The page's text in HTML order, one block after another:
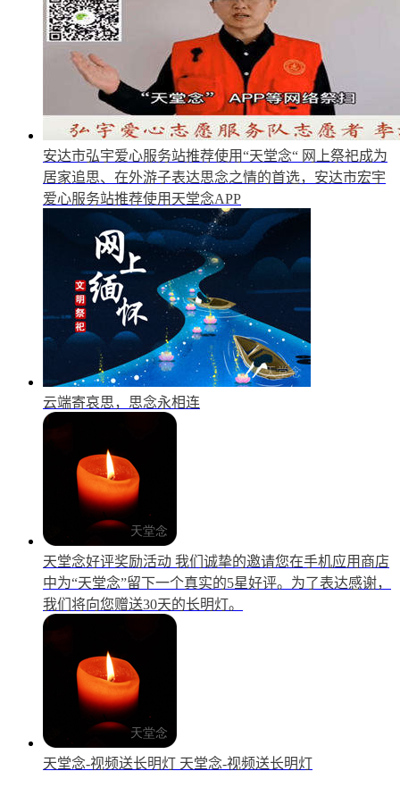
安达市弘宇爱心服务站推荐使用“天堂念“ 网上祭祀成为
居家追思、在外游子表达思念之情的首选，安达市宏宇
爱心服务站推荐使用天堂念APP
云端寄哀思，思念永相连
天堂念好评奖励活动 我们诚挚的邀请您在手机应用商店
中为“天堂念”留下一个真实的5星好评。为了表达感谢，
我们将向您赠送30天的长明灯。
天堂念-视频送长明灯 天堂念-视频送长明灯